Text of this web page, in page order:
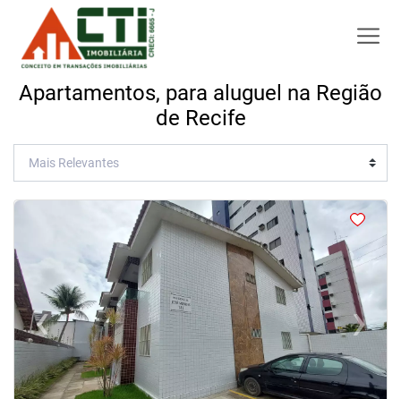
Apartamentos, para aluguel na Região
de Recife
‹Previous ›Next